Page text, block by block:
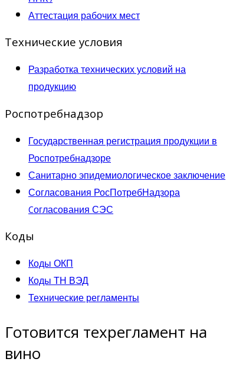
Аттестация рабочих мест
Технические условия
Разработка технических условий на
продукцию
Роспотребнадзор
Государственная регистрация продукции в
Роспотребнадзоре
Санитарно эпидемиологическое заключение
Согласования РосПотребНадзора
Cогласования СЭС
Коды
Коды ОКП
Коды ТН ВЭД
Технические регламенты
Готовится техрегламент на
вино